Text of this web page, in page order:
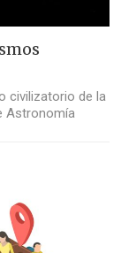
civilizatorio de la
Astronomía